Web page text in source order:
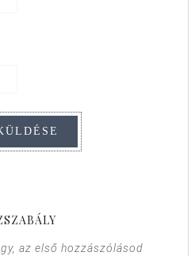
az első hozzászólásod